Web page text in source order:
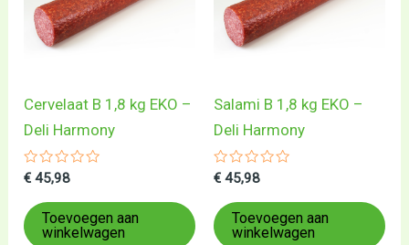
Cervelaat B 1,8 kg EKO –
Deli Harmony
Gewaardeerd
uit
5
€ 45,98
Toevoegen aan
winkelwagen
Salami B 1,8 kg EKO –
Deli Harmony
Gewaardeerd
uit
5
€ 45,98
Toevoegen aan
winkelwagen